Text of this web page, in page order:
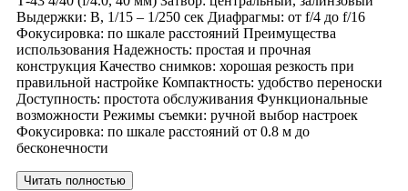
Выдержки: B, 1/15 – 1/250 сек Диафрагмы: от f/4 до f/16
Фокусировка: по шкале расстояний Преимущества
использования Надежность: простая и прочная
конструкция Качество снимков: хорошая резкость при
правильной настройке Компактность: удобство переноски
Доступность: простота обслуживания Функциональные
возможности Режимы съемки: ручной выбор настроек
Фокусировка: по шкале расстояний от 0.8 м до
бесконечности
Читать полностью